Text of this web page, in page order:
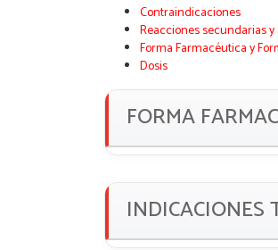
Contraindicaciones
Reacciones secundarias
Forma Farmacéutica y
Dosis
FORMA
INDICACIONES